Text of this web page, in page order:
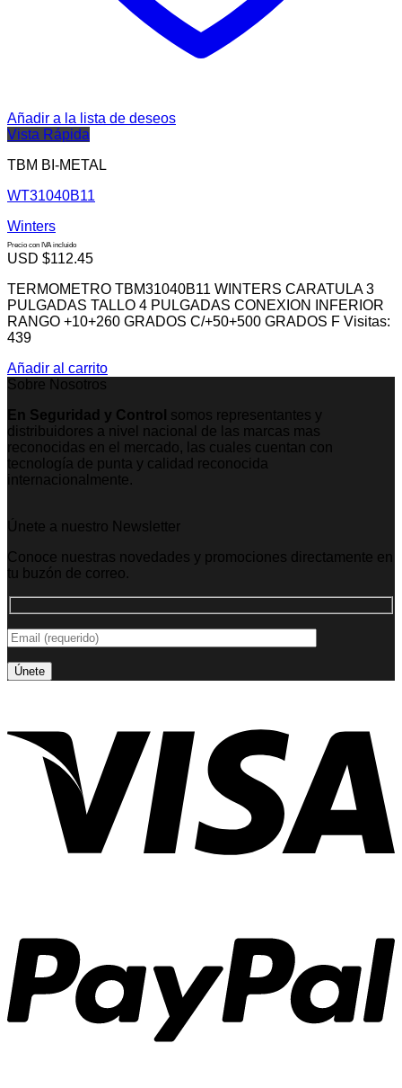
Añadir a la lista de deseos
Vista Rápida
TBM BI-METAL
WT31040B11
Winters
Precio con IVA incluido
USD $112.45
TERMOMETRO TBM31040B11 WINTERS CARATULA 3
PULGADAS TALLO 4 PULGADAS CONEXION INFERIOR
RANGO +10+260 GRADOS C/+50+500 GRADOS F Visitas:
439
Añadir al carrito
Sobre Nosotros
En Seguridad y Control somos representantes y
distribuidores a nivel nacional de las marcas mas
reconocidas en el mercado, las cuales cuentan con
tecnología de punta y calidad reconocida
internacionalmente.
Únete a nuestro Newsletter
Conoce nuestras novedades y promociones directamente en
tu buzón de correo.